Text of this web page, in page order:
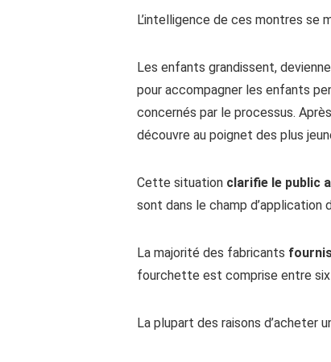
L’intelligence de ces montres se
Les enfants grandissent,
pour accompagner les enfants
concernés par le processus.
découvre au poignet des plus
Cette situation clarifie le public
sont dans le champ
La majorité des fabricants
fourchette est comprise entre
La plupart des raisons d’acheter